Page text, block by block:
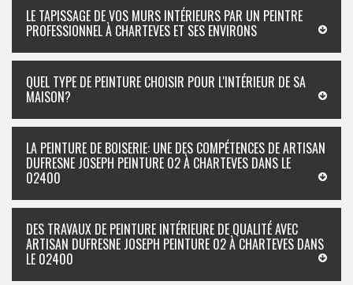
LE TAPISSAGE DE VOS MURS INTÉRIEURS PAR UN PEINTRE
PROFESSIONNEL À CHARTEVES ET SES ENVIRONS
QUEL TYPE DE PEINTURE CHOISIR POUR L'INTÉRIEUR DE SA
MAISON?
LA PEINTURE DE BOISERIE: UNE DES COMPÉTENCES DE ARTISAN
DUFRESNE JOSEPH PEINTURE 02 À CHARTEVES DANS LE
02400
DES TRAVAUX DE PEINTURE INTÉRIEURE DE QUALITÉ AVEC
ARTISAN DUFRESNE JOSEPH PEINTURE 02 À CHARTEVES DANS
LE 02400